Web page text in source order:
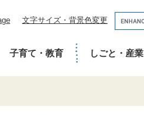
文字サイズ・背景色変更
ー
ワ
ド
で
が
子育て・教育 しごと・産業